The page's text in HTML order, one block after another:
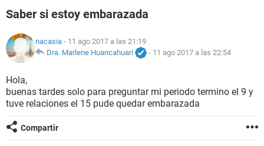
NUTRICIÓN
BIENESTAR
Saber si estoy embarazada
nacasia - 11 ago 2017 a las 21:19
Dra. Marlene Huancahuari
- 11 ago 2017 a las 22:54
Hola,
buenas tardes solo para preguntar mi periodo termino el 9 y
tuve relaciones el 15 pude quedar embarazada
Compartir